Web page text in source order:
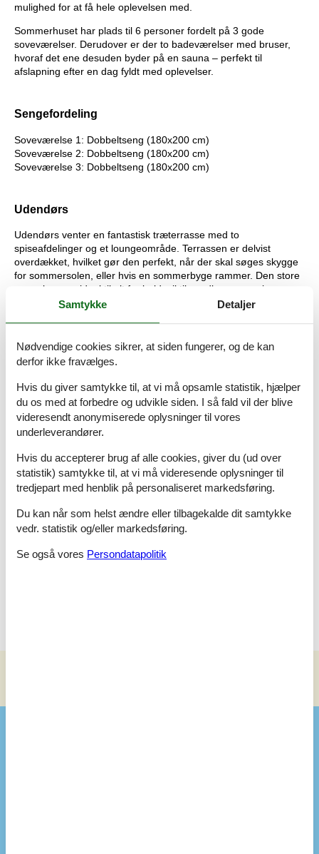
mulighed for at få hele oplevelsen med.
Sommerhuset har plads til 6 personer fordelt på 3 gode
soveværelser. Derudover er der to badeværelser med bruser,
hvoraf det ene desuden byder på en sauna – perfekt til
afslapning efter en dag fyldt med oplevelser.
Sengefordeling
Soveværelse 1: Dobbeltseng (180x200 cm)
Soveværelse 2: Dobbeltseng (180x200 cm)
Soveværelse 3: Dobbeltseng (180x200 cm)
Udendørs
Udendørs venter en fantastisk træterrasse med to
spiseafdelinger og et loungeområde. Terrassen er delvist
overdækket, hvilket gør den perfekt, når der skal søges skygge
for sommersolen, eller hvis en sommerbyge rammer. Den store
græsplæne er ideel til alt fra boldspil til vandkamp, og giver
masser af plads til leg og sjov.
Oplevelser og aktiviteter i området
Kjul er kendt for sit rige dyreliv så her er god mulighed for at se
fx hjorte, harer og fasaner, og stranden ligger i læ af Hirtshals
havn og er en af de mest børnevenlige strande i området. Om
sommeren kan I besøge det lokale ishus og hente frisk
morgenbrød ved campingpladsen i Kjul.
og har du cykel med, kan vi anbefale Nordsøstien, som tager
dig hele vejen til Skagen.
caféer, gågade samt et væld af supermarkeder. Det er også her
i finder Nordsøen - Nordeuropas største akvarium, som bestemt
Book jeres næste ferie i dette skønne sommerhus ved Kjul
Samtykke Detaljer
Nødvendige cookies sikrer, at siden fungerer, og de kan
derfor ikke fravælges.
Hvis du giver samtykke til, at vi må opsamle statistik, hjælper
du os med at forbedre og udvikle siden. I så fald vil der blive
videresendt anonymiserede oplysninger til vores
underleverandører.
Hvis du accepterer brug af alle cookies, giver du (ud over
statistik) samtykke til, at vi må videresende oplysninger til
tredjepart med henblik på personaliseret markedsføring.
Du kan når som helst ændre eller tilbagekalde dit samtykke
vedr. statistik og/eller markedsføring.
Se også vores Persondatapolitik